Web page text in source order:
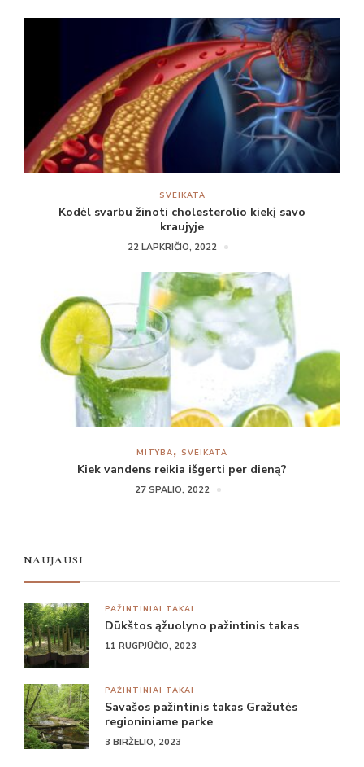
SVEIKATA
Kodėl svarbu žinoti cholesterolio kiekį savo
kraujyje
22 LAPKRIČIO, 2022
MITYBA SVEIKATA
Kiek vandens reikia išgerti per dieną?
27 SPALIO, 2022
NAUJAUSI
PAŽINTINIAI TAKAI
Dūkštos ąžuolyno pažintinis takas
11 RUGPJŪČIO, 2023
PAŽINTINIAI TAKAI
Savašos pažintinis takas Gražutės
regioniniame parke
3 BIRŽELIO, 2023